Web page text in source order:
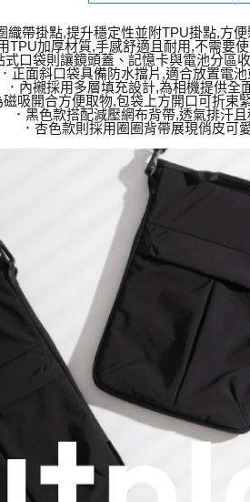
織帶掛點,提升穩定性並附TPU掛點,方
TPU加厚材質,手感舒適且耐用,不需要
式口袋則讓鏡頭蓋、記憶卡與電池分區
．正面斜口袋具備防水擋片,適合放置電池
．內襯採用多層填充設計,為相機提供全
磁吸開合方便取物,包袋上方開口可折束
．黑色款搭配減壓網布背帶,透氣排汗且
．杏色款則採用圈圈背帶展現俏皮可